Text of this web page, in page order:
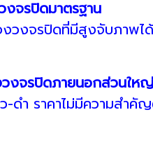
งจรปิดมาตรฐาน
งวงจรปิดที่มีสูงจับภาพไ
งจรปิดภายนอกส่วนใหญ่
-ดำ ราคาไม่มีความสำ